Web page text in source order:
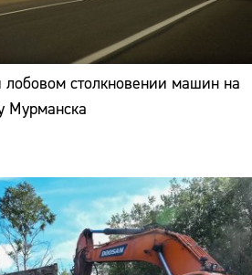
столкновении машин на
Мурманска